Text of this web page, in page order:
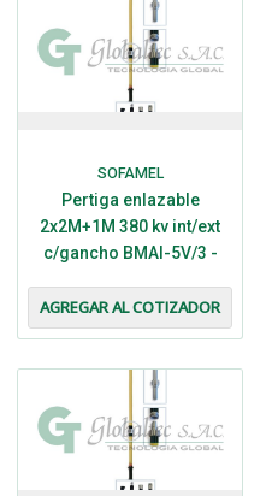
SOFAMEL
Pertiga enlazable
2x2M+1M 380 kv int/ext
c/gancho BMAI-5V/3 -
AGREGAR AL COTIZADOR